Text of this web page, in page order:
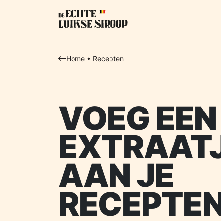
Home • Recepten
VOEG EEN
AAN JE